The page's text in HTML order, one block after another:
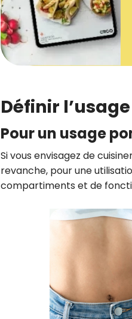
Définir
Pour un usage
Si vous envisagez de
revanche, pour une
compartiments et de